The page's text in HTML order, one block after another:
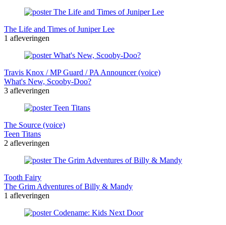
The Life and Times of Juniper Lee
1 afleveringen
Travis Knox / MP Guard / PA Announcer (voice)
What's New, Scooby-Doo?
3 afleveringen
The Source (voice)
Teen Titans
2 afleveringen
Tooth Fairy
The Grim Adventures of Billy & Mandy
1 afleveringen